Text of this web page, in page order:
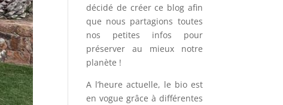
décidé de créer ce blog afin
que nous partagions toutes
nos petites infos pour
préserver au mieux notre
planète !
A l’heure actuelle, le bio est
en vogue grâce à différentes